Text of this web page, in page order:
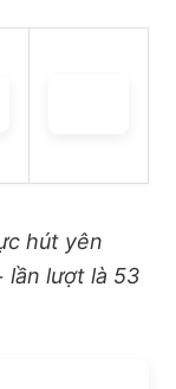
hút yên
lần lượt là 53